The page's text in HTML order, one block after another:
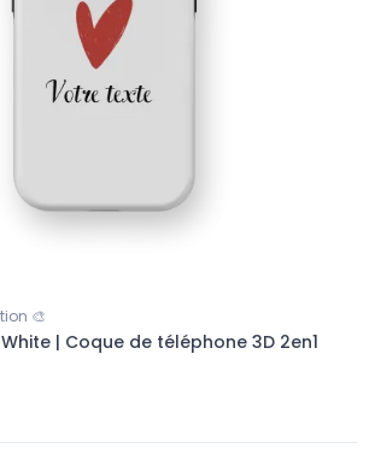
🎨
| Coque de téléphone 3D 2en1